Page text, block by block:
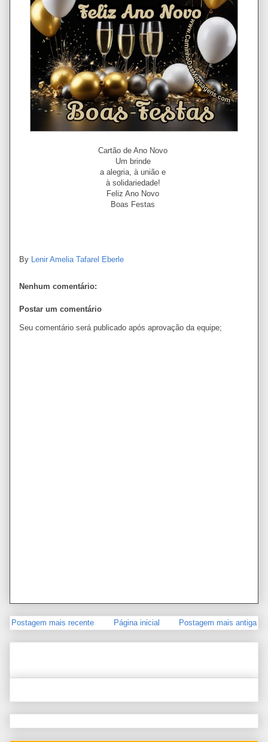
Cartão de Ano Novo
Um brinde
a alegria, à união e
à solidariedade!
Feliz Ano Novo
Boas Festas
By Lenir Amelia Tafarel Eberle
Nenhum comentário:
Postar um comentário
Seu comentário será publicado após aprovação da equipe;
Postagem mais recente Postagem mais antiga
Página inicial